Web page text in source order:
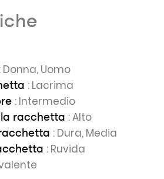
: Donna, Uomo
: Lacrima
: Intermedio
racchetta : Alto
: Dura, Media
: Ruvida